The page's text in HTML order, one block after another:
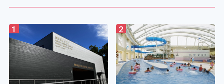
補助犬用のトイレ
×
施設の点字案内
1 2